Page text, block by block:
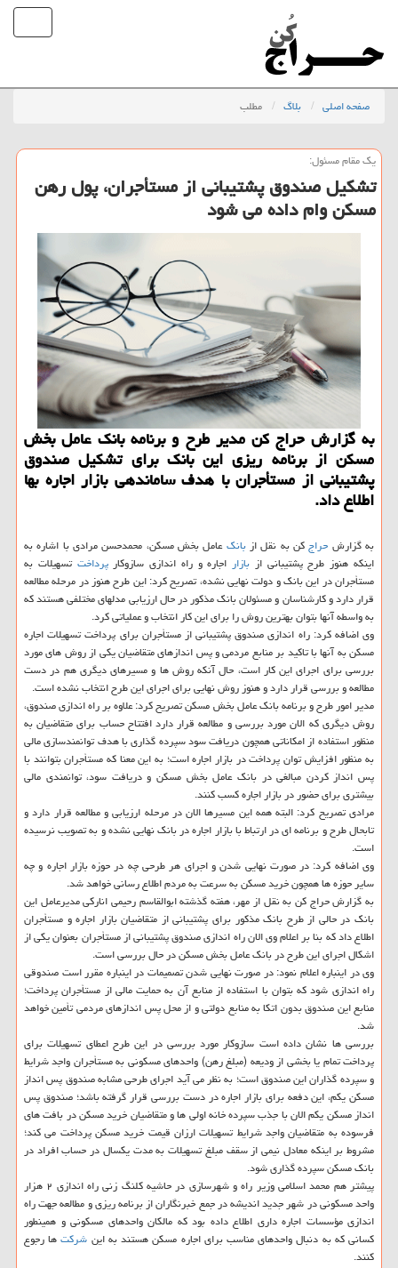
صفحه اصلی بلاگ مطلب
یك مقام مسئول:
تشكیل صندوق پشتیبانی از مستأجران، پول رهن
مسكن وام داده می شود
به گزارش حراج كن مدیر طرح و برنامه بانك عامل بخش
مسكن از برنامه ریزی این بانك برای تشكیل صندوق
پشتیبانی از مستأجران با هدف ساماندهی بازار اجاره بها
اطلاع داد.
به گزارش حراجكن به نقل ازبانكعامل بخش مسكن، محمدحسن مرادی با اشاره به
اینكه هنوز طرح پشتیبانی از بازاراجاره و راه اندازی سازوكارپرداخت تسهیلات به
مستأجران در این بانك و دولت نهایی نشده، تصریح كرد: این طرح هنوز در مرحله مطالعه
قرار دارد و كارشناسان و مسئولان بانك مذكور در حال ارزیابی مدلهای مختلفی هستند كه
به واسطه آنها بتوان بهترین روش را برای این كار انتخاب و عملیاتی كرد.
وی اضافه كرد: راه اندازی صندوق پشتیبانی از مستأجران برای پرداخت تسهیلات اجاره
مسكن به آنها با تاكید بر منابع مردمی و پس اندازهای متقاضیان یكی از روش های مورد
بررسی برای اجرای این كار است، حال آنكه روش ها و مسیرهای دیگری هم در دست
مطالعه و بررسی قرار دارد و هنوز روش نهایی برای اجرای این طرح انتخاب نشده است.
مدیر امور طرح و برنامه بانك عامل بخش مسكن تصریح كرد: علاوه بر راه اندازی صندوق،
روش دیگری كه الان مورد بررسی و مطالعه قرار دارد افتتاح حساب برای متقاضیان به
منظور استفاده از امكاناتی همچون دریافت سود سپرده گذاری با هدف توانمندسازی مالی
به منظور افزایش توان پرداخت در بازار اجاره است؛ به این معنا كه مستأجران بتوانند با
پس انداز كردن مبالغی در بانك عامل بخش مسكن و دریافت سود، توانمندی مالی
بیشتری برای حضور در بازار اجاره كسب كنند.
مرادی تصریح كرد: البته همه این مسیرها الان در مرحله ارزیابی و مطالعه قرار دارد و
تابحال طرح و برنامه ای در ارتباط با بازار اجاره در بانك نهایی نشده و به تصویب نرسیده
است.
وی اضافه كرد: در صورت نهایی شدن و اجرای هر طرحی چه در حوزه بازار اجاره و چه
سایر حوزه ها همچون خرید مسكن به سرعت به مردم اطلاع رسانی خواهد شد.
به گزارش حراج كن به نقل از مهر، هفته گذشته ابوالقاسم رحیمی اناركی مدیرعامل این
بانك در حالی از طرح بانك مذكور برای پشتیبانی از متقاضیان بازار اجاره و مستأجران
اطلاع داد كه بنا بر اعلام وی الان راه اندازی صندوق پشتیبانی از مستأجران بعنوان یكی از
اشكال اجرای این طرح در بانك عامل بخش مسكن در حال بررسی است.
وی در اینباره اعلام نمود: در صورت نهایی شدن تصمیمات در اینباره مقرر است صندوقی
راه اندازی شود كه بتوان با استفاده از منابع آن به حمایت مالی از مستأجران پرداخت؛
منابع این صندوق بدون اتكا به منابع دولتی و از محل پس اندازهای مردمی تأمین خواهد
شد.
بررسی ها نشان داده است سازوكار مورد بررسی در این طرح اعطای تسهیلات برای
پرداخت تمام یا بخشی از ودیعه (مبلغ رهن) واحدهای مسكونی به مستأجران واجد شرایط
و سپرده گذاران این صندوق است؛ به نظر می آید اجرای طرحی مشابه صندوق پس انداز
مسكن یكم، این دفعه برای بازار اجاره در دست بررسی قرار گرفته باشد؛ صندوق پس
انداز مسكن یكم الان با جذب سپرده خانه اولی ها و متقاضیان خرید مسكن در بافت های
فرسوده به متقاضیان واجد شرایط تسهیلات ارزان قیمت خرید مسكن پرداخت می كند؛
مشروط بر اینكه معادل نیمی از سقف مبلغ تسهیلات به مدت یكسال در حساب افراد در
بانك مسكن سپرده گذاری شود.
پیشتر هم محمد اسلامی وزیر راه و شهرسازی در حاشیه كلنگ زنی راه اندازی ۲ هزار
واحد مسكونی در شهر جدید اندیشه در جمع خبرنگاران از برنامه ریزی و مطالعه جهت راه
اندازی مؤسسات اجاره داری اطلاع داده بود كه مالكان واحدهای مسكونی و همینطور
كسانی كه به دنبال واحدهای مناسب برای اجاره مسكن هستند به این شركتها رجوع
كنند.